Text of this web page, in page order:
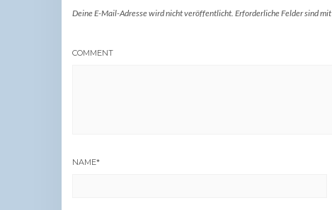
Deine E-Mail-Adresse wird nicht veröffentlicht. Erforderliche Felder sind mit
COMMENT
NAME*